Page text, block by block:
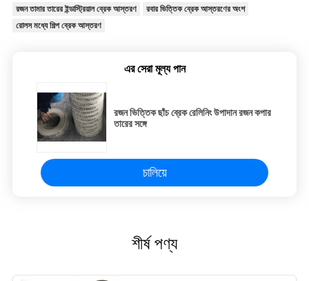
রজন তামার তারের ইন্ডাস্ট্রিয়াল ব্রেক আস্তরণ
রবার ভিত্তিক ব্রেক আস্তরণের অংশ
রোলস মধ্যে শিল্প ব্রেক আস্তরণ
এর সেরা মূল্য পান
রজন ভিত্তিক ছাঁচ ব্রেক রেলিনিং উপাদান রজন কপার
তারের সঙ্গে
চালিয়ে
শীর্ষ পণ্য